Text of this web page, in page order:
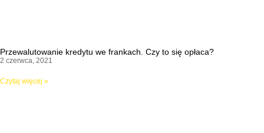
Przewalutowanie kredytu we frankach. Czy to się opłaca?
2 czerwca, 2021
Czytaj więcej »